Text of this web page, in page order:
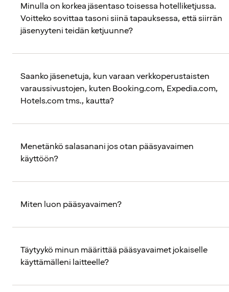
Minulla on korkea jäsentaso toisessa hotelliketjussa.
Voitteko sovittaa tasoni siinä tapauksessa, että siirrän
jäsenyyteni teidän ketjuunne?
Saanko jäsenetuja, kun varaan verkkoperustaisten
varaussivustojen, kuten Booking.com, Expedia.com,
Hotels.com tms., kautta?
Menetänkö salasanani jos otan pääsyavaimen
käyttöön?
Miten luon pääsyavaimen?
Täytyykö minun määrittää pääsyavaimet jokaiselle
käyttämälleni laitteelle?